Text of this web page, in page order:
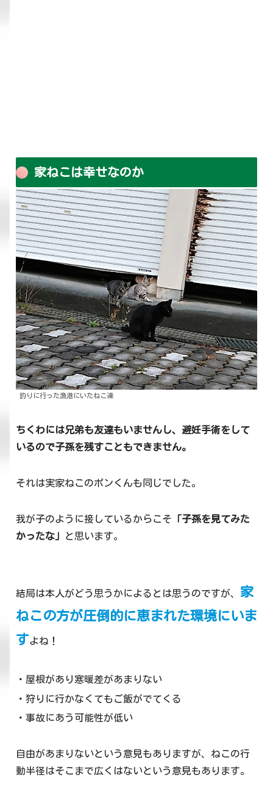
家ねこは幸せなのか
釣りに行った漁港にいたねこ達
ちくわには兄弟も友達もいませんし、避妊手術をして
いるので子孫を残すこともできません。
それは実家ねこのポンくんも同じでした。
我が子のように接しているからこそ 「子孫を見てみた
かったな」
と思います。
結局は本人がどう思うかによるとは思うのですが、 家
ねこの方が圧倒的に恵まれた環境にいま
すよね！
・屋根があり寒暖差があまりない
・狩りに行かなくてもご飯がでてくる
・事故にあう可能性が低い
自由があまりないという意見もありますが、ねこの行
動半径はそこまで広くはないという意見もあります。